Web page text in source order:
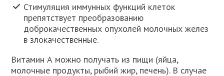
Стимуляция иммунных функций клеток
препятствует преобразованию
доброкачественных опухолей молочных желез
в злокачественные.
Витамин А можно получать из пищи (яйца,
молочные продукты, рыбий жир, печень). В случае